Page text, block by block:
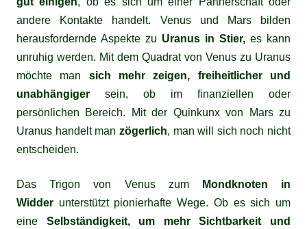
andere Kontakte handelt. Venus und Mars bilden
herausfordernde Aspekte zu Uranus in Stier, es kann
unruhig werden. Mit dem Quadrat von Venus zu Uranus
möchte man sich mehr zeigen,
freiheitlicher und
unabhängiger sein, ob im finanziellen oder
persönlichen Bereich. Mit der Quinkunx von Mars zu
Uranus handelt man zögerlich, man will sich noch nicht
entscheiden.
Das Trigon von Venus zum
Mondknoten in
Widder unterstützt pionierhafte Wege. Ob es sich um
eine Selbständigkeit, um mehr Sichtbarkeit und